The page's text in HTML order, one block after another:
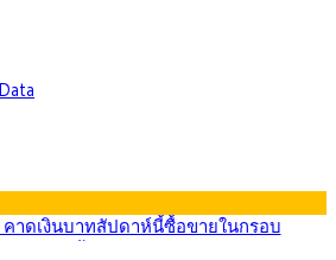
คาดเงินบาทสัปดาห์นี้ซื้อขายในกรอบ